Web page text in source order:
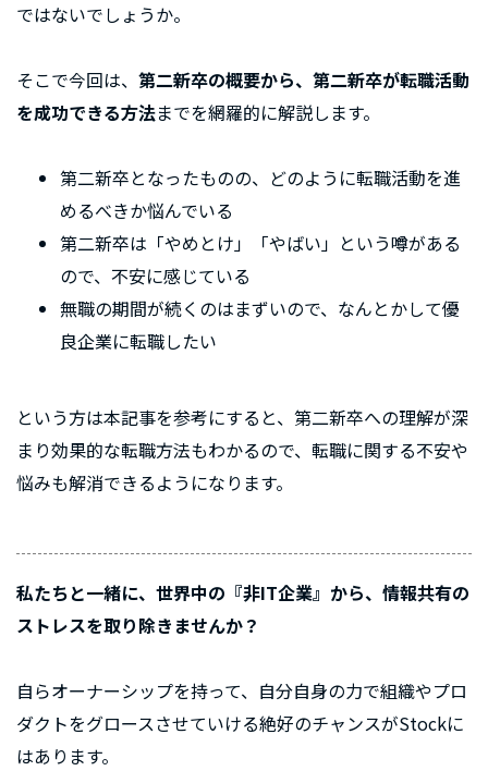
ではないでしょうか。
そこで今回は、 第二新卒の概要から、第二新卒が転職活動
を成功できる方法までを網羅的に解説します。
第二新卒となったものの、どのように転職活動を進
めるべきか悩んでいる
第二新卒は「やめとけ」「やばい」という噂がある
ので、不安に感じている
無職の期間が続くのはまずいので、なんとかして優
良企業に転職したい
という方は本記事を参考にすると、第二新卒への理解が深
まり効果的な転職方法もわかるので、転職に関する不安や
悩みも解消できるようになります。
私たちと一緒に、世界中の『非IT企業』から、情報共有の
ストレスを取り除きませんか？
自らオーナーシップを持って、自分自身の力で組織やプロ
ダクトをグロースさせていける絶好のチャンスがStockに
はあります。